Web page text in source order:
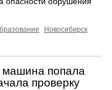
Новосибирск
машина попала
проверку